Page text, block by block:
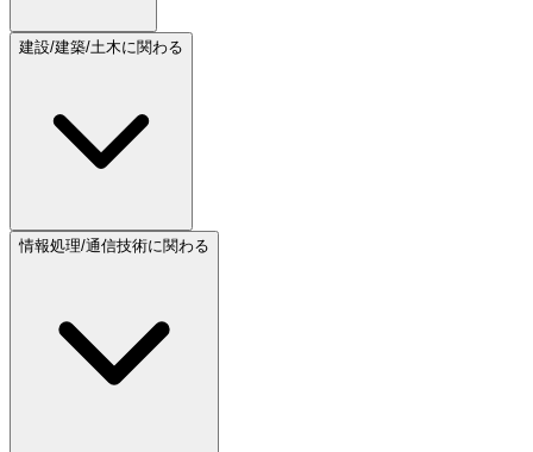
建設/建築/土木に関わる
情報処理/通信技術に関わる